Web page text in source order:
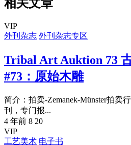
相关文章
VIP
外刊杂志 外刊杂志专区
Tribal Art Auktion 73
#73：原始木雕
简介：拍卖-Zemanek-Münster拍卖
刊，专门报...
4 年前 8 20
VIP
工艺美术 电子书